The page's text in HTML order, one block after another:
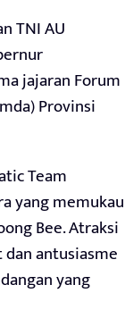
TNI AU
jajaran Forum
Provinsi
Team
yang memukau
Bee. Atraksi
antusiasme
yang